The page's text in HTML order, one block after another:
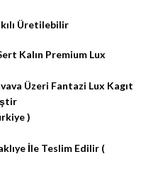
Üretilebilir
Kalın Premium Lux
Üzeri Fantazi Lux Kagıt
)
İle Teslim Edilir (